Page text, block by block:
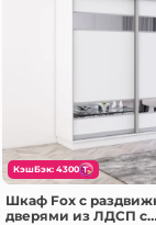
КэшБэк: 4300
Шкаф Fox с
дверями из ЛДСП с